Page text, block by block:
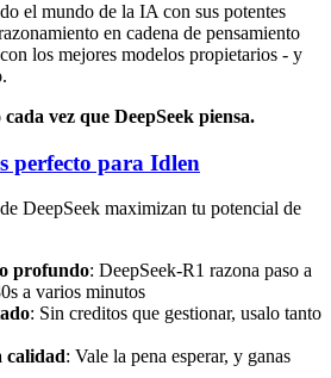
el mundo de la IA con sus potentes
en cadena de pensamiento
los mejores modelos propietarios - y
vez que DeepSeek piensa.
perfecto para Idlen
DeepSeek maximizan tu potencial de
profundo: DeepSeek-R1 razona paso a
a varios minutos
: Sin creditos que gestionar, usalo tanto
calidad: Vale la pena esperar, y ganas